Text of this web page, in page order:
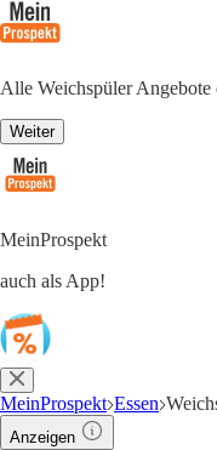
Alle Weichspüler
Weiter
MeinProspekt
auch als App!
MeinProspekt Essen
Anzeigen